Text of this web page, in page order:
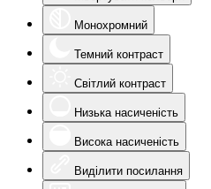
Монохромний
Темний контраст
Світлий контраст
Низька насиченість
Висока насиченість
Виділити посилання